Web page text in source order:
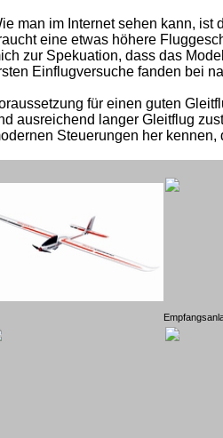
man im Internet sehen kann, ist
eine etwas höhere
zur Spekuation, dass das
Einflugversuche fanden bei
für einen guten
ausreichend langer Gleitflug
Steuerungen her kennen,